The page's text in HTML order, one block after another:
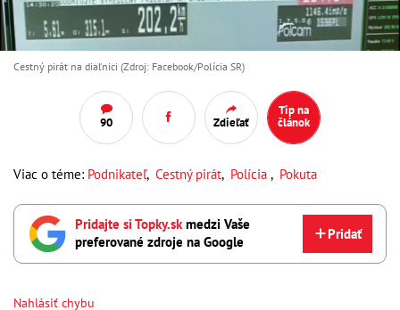
Cestný pirát na diaľnici (Zdroj: Facebook/Polícia SR)
90 Zdieľať
Tip na
článok
Viac o téme: Podnikateľ, Cestný pirát, Polícia , Pokuta
Pridajte si Topky.skmedzi Vaše
preferované zdroje na Google
Pridať
Nahlásiť chybu